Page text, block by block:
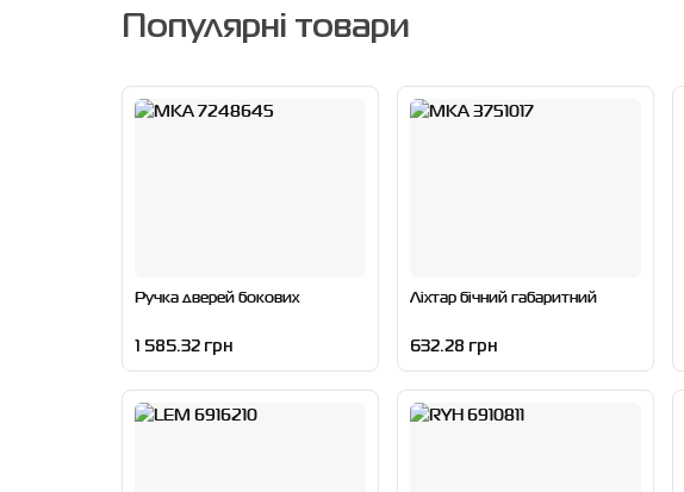
Популярні товари
Ручка дверей бокових
1 585.32 грн
Ліхтар бічний габаритний
632.28 грн